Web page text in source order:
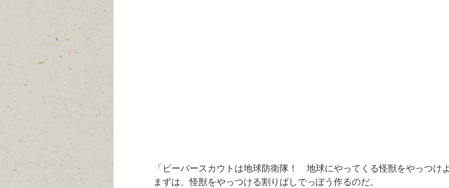
「ビーバースカウトは地球防衛隊！　地球にやってくる怪獣をやっつけ
まずは、怪獣をやっつける割りばしでっぽう作るのだ。